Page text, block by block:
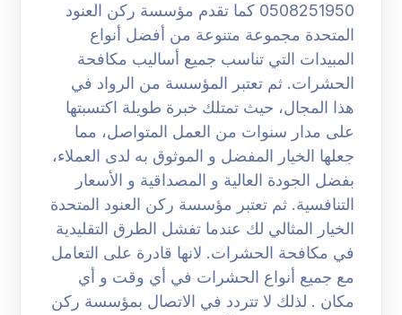
0508251950 كما تقدم مؤسسة ركن العنود
المتحدة مجموعة متنوعة من أفضل أنواع
المبيدات التي تناسب جميع أساليب مكافحة
الحشرات. ثم تعتبر المؤسسة من الرواد في
هذا المجال، حيث تمتلك خبرة طويلة اكتسبتها
على مدار سنوات من العمل المتواصل، مما
جعلها الخيار المفضل و الموثوق به لدى العملاء،
بفضل الجودة العالية و المصداقية و الأسعار
التنافسية. ثم تعتبر مؤسسة ركن العنود المتحدة
الخيار المثالي لك عندما تفشل الطرق التقليدية
في مكافحة الحشرات. لانها قادرة على التعامل
مع جميع أنواع الحشرات في أي وقت و أي
مكان . لذلك لا تتردد في الاتصال بمؤسسة ركن